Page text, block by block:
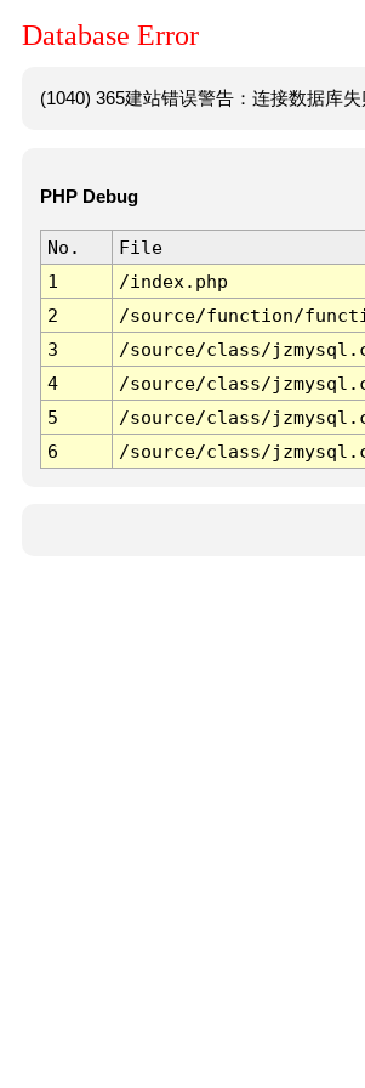
Database Error
(1040) 365建站错误警告：连接数据库
PHP Debug
No. File
1
/index.php
2
/source/function/
3
/source/class/
4
/source/class/
5
/source/class/
6
/source/class/